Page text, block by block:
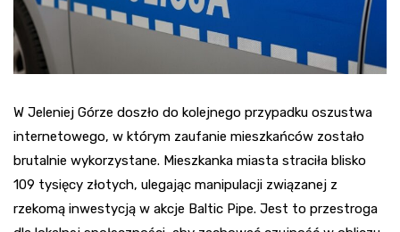
W Jeleniej Górze doszło do kolejnego przypadku oszustwa
internetowego, w którym zaufanie mieszkańców zostało
brutalnie wykorzystane. Mieszkanka miasta straciła blisko
109 tysięcy złotych, ulegając manipulacji związanej z
rzekomą inwestycją w akcje Baltic Pipe. Jest to przestroga